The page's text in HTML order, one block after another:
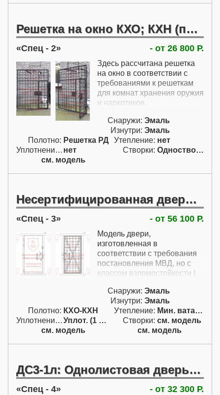
Решетка на окно КХО; КХН (по РД)
Спец - 2 - от 26 800 Р.
Здесь рассчитана решетка
на окно в соответствии с
требованиями к решеткам
для комнат хранения оружия
и наркотиков.
Снаружи: Эмаль
Изнутри: Эмаль
Полотно: Решетка РД Утепление: нет
Уплотнение: нет Створки:
Одностворчатая (А)
см. модель
Несертифицированная дверь КХО с решеткой
Спец - 3 - от 56 100 Р.
Модель двери,
изготовленная в
соответствии с требования
постановления МВД, но с
классом взломостойкости I.
Снаружи: Эмаль
Изнутри: Эмаль
Полотно: КХО-КХН Утепление:
Мин. вата / пенопл.
Уплотнение:
Уплот. (1 конт.) Створки: см. модель
см. модель
см. модель
ДС3-1л: Однолистовая дверь 3мм со скрытыми петлями
Спец - 4 - от 32 300 Р.